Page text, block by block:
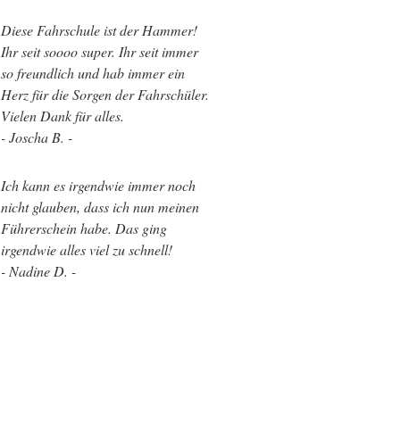
Diese Fahrschule ist der Hammer!
Ihr seit soooo super. Ihr seit immer
so freundlich und hab immer ein
Herz für die Sorgen der Fahrschüler.
Vielen Dank für alles.
- Joscha B. -
Ich kann es irgendwie immer noch
nicht glauben, dass ich nun meinen
Führerschein habe. Das ging
irgendwie alles viel zu schnell!
- Nadine D. -